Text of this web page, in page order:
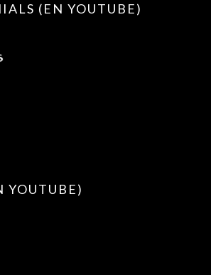
(EN YOUTUBE)
YOUTUBE)